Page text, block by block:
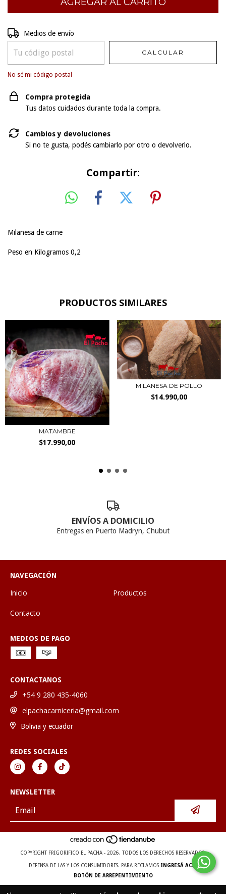
Entregas para el CP:
Medios de envío
CALCULAR
No sé mi código postal
Compra protegida
Tus datos cuidados durante toda la compra.
Cambios y devoluciones
Si no te gusta, podés cambiarlo por otro o devolverlo.
Compartir:
Milanesa de carne
Peso en Kilogramos 0,2
PRODUCTOS SIMILARES
MATAMBRE
$17.990,00
MILANESA DE POLLO
$14.990,00
ENVÍOS A DOMICILIO
Entregas en Puerto Madryn, Chubut
NAVEGACIÓN
Inicio Productos
Contacto
MEDIOS DE PAGO
CONTACTANOS
+54 9 280 435-4060
elpachacarniceria@gmail.com
Bolivia y ecuador
REDES SOCIALES
NEWSLETTER
COPYRIGHT FRIGORIFICO EL PACHA - 2026. TODOS LOS DERECHOS RESERVADOS.
DEFENSA DE LAS Y LOS CONSUMIDORES. PARA RECLAMOS INGRESÁ ACÁ.
BOTÓN DE ARREPENTIMIENTO